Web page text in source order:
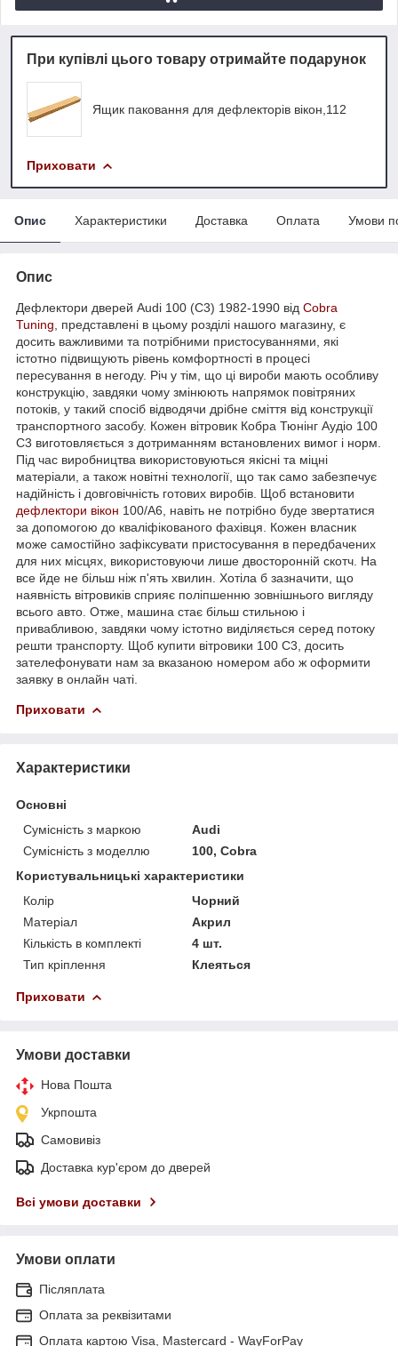
При купівлі цього товару отримайте подарунок
Ящик паковання для дефлекторів вікон,112
Приховати
Опис Характеристики Доставка Оплата Умови
Опис
Дефлектори дверей Audi 100 (C3) 1982-1990 від Cobra
Tuning , представлені в цьому розділі нашого магазину, є
досить важливими та потрібними пристосуваннями, які
істотно підвищують рівень комфортності в процесі
пересування в негоду. Річ у тім, що ці вироби мають особливу
конструкцію, завдяки чому змінюють напрямок повітряних
потоків, у такий спосіб відводячи дрібне сміття від конструкції
транспортного засобу. Кожен вітровик Кобра Тюнінг Аудіо 100
С3 виготовляється з дотриманням встановлених вимог і норм.
Під час виробництва використовуються якісні та міцні
матеріали, а також новітні технології, що так само забезпечує
надійність і довговічність готових виробів. Щоб встановити
дефлектори вікон 100/A6, навіть не потрібно буде звертатися
за допомогою до кваліфікованого фахівця. Кожен власник
може самостійно зафіксувати пристосування в передбачених
для них місцях, використовуючи лише двосторонній скотч. На
все йде не більш ніж п'ять хвилин. Хотіла б зазначити, що
наявність вітровиків сприяє поліпшенню зовнішнього вигляду
всього авто. Отже, машина стає більш стильною і
привабливою, завдяки чому істотно виділяється серед потоку
решти транспорту. Щоб купити вітровики 100 С3, досить
зателефонувати нам за вказаною номером або ж оформити
заявку в онлайн чаті.
Приховати
Характеристики
Основні
Сумісність з маркою
Audi
Сумісність з моделлю
100, Cobra
Користувальницькі характеристики
Колір
Чорний
Матеріал
Акрил
Кількість в комплекті
4 шт.
Тип кріплення
Клеяться
Приховати
Умови доставки
Нова Пошта
Укрпошта
Самовивіз
Доставка кур'єром до дверей
Всі умови доставки
Умови оплати
Післяплата
Оплата за реквізитами
Оплата картою Visa, Mastercard - WayForPay